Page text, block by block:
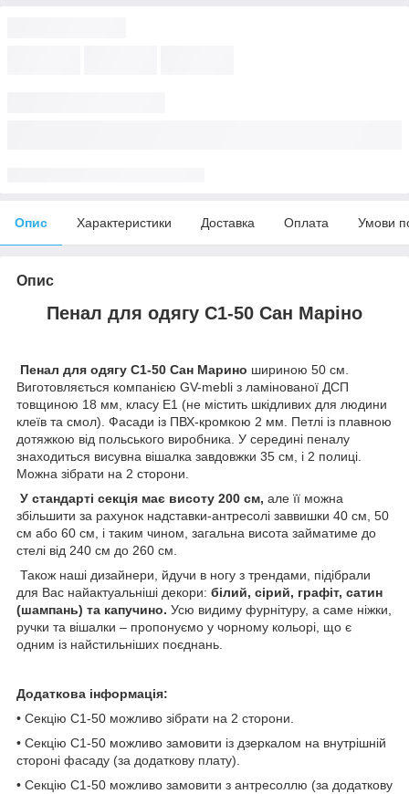
Опис Характеристики Доставка Оплата Умови
Опис
Пенал для одягу C1-50 Сан Маріно
Пенал для одягу C1-50 Сан Марино шириною 50 см.
Виготовляється компанією GV-mebli з ламінованої ДСП
товщиною 18 мм, класу Е1 (не містить шкідливих для людини
клеїв та смол). Фасади із ПВХ-кромкою 2 мм. Петлі із плавною
дотяжкою від польського виробника. У середині пеналу
знаходиться висувна вішалка завдовжки 35 см, і 2 полиці.
Можна зібрати на 2 сторони.
У стандарті секція має висоту 200 см, але її можна
збільшити за рахунок надставки-антресолі заввишки 40 см, 50
см або 60 см, і таким чином, загальна висота займатиме до
стелі від 240 см до 260 см.
Також наші дизайнери, йдучи в ногу з трендами, підібрали
для Вас найактуальніші декори: білий, сірий, графіт, сатин
(шампань) та капучино. Усю видиму фурнітуру, а саме ніжки,
ручки та вішалки – пропонуємо у чорному кольорі, що є
одним із найстильніших поєднань.
Додаткова інформація:
• Секцію C1-50 можливо зібрати на 2 сторони.
• Секцію C1-50 можливо замовити із дзеркалом на внутрішній
стороні фасаду (за додаткову плату).
• Секцію C1-50 можливо замовити з антресоллю (за додаткову